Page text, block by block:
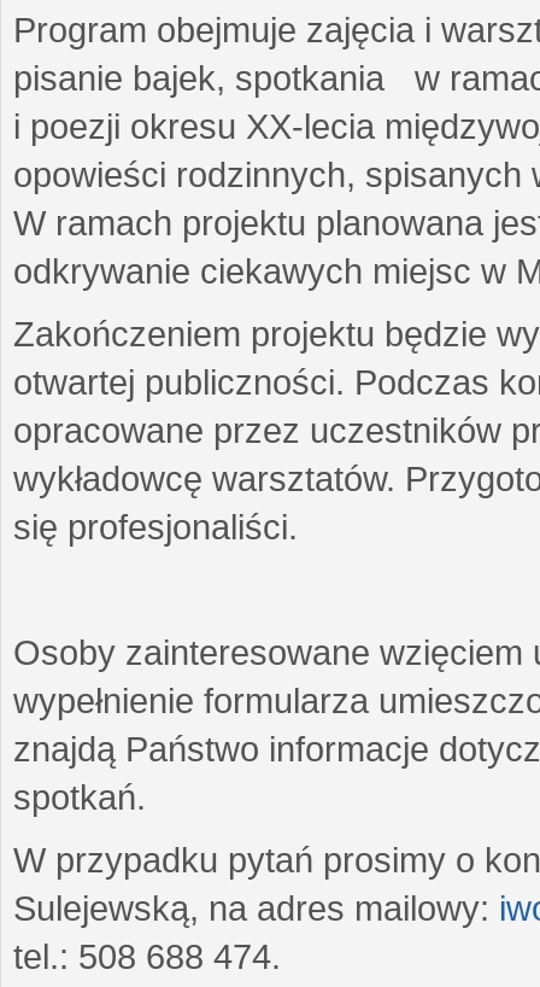
Program obejmuje zajęcia i
pisanie bajek, spotkania w
i poezji okresu XX-lecia
opowieści rodzinnych,
W ramach projektu planowana
odkrywanie ciekawych miejsc w
Zakończeniem projektu będzie
otwartej publiczności. Podczas
opracowane przez uczestników
wykładowcę warsztatów.
się profesjonaliści.
Osoby zainteresowane wzięciem
wypełnienie formularza
znajdą Państwo informacje
spotkań.
W przypadku pytań prosimy o
Sulejewską, na adres mailowy:
tel.: 508 688 474.